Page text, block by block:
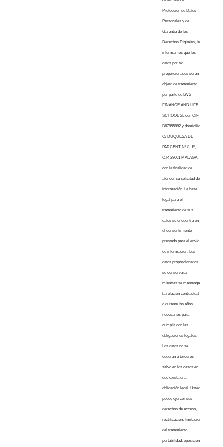
Protección de Datos
Personales y de
Garantía de los
Derechos Digitales, le
informamos que los
datos por Vd.
proporcionados serán
objeto de tratamiento
por parte de LWS
FINANCE AND LIFE
SCHOOL SL con CIF
B67855882 y domicilio
C/ DUQUESA DE
PARCENT Nº 8, 1º,
C.P. 29001 MALAGA,
con la finalidad de
atender su solicitud de
información. La base
legal para el
tratamiento de sus
datos se encuentra en
el consentimiento
prestado para el envío
de información. Los
datos proporcionados
se conservarán
mientras se mantenga
la relación contractual
o durante los años
necesarios para
cumplir con las
obligaciones legales.
Los datos no se
cederán a terceros
salvo en los casos en
que exista una
obligación legal. Usted
puede ejercer sus
derechos de acceso,
rectificación, limitación
del tratamiento,
portabilidad, oposición